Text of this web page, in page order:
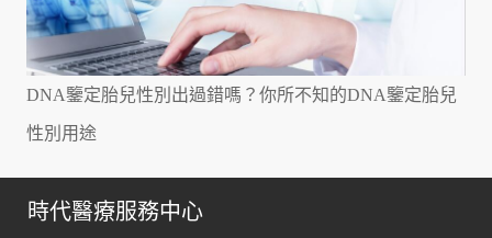
DNA鑒定胎兒性別出過錯嗎？你所不知的DNA鑒定胎兒
性別用途
時代醫療服務中心